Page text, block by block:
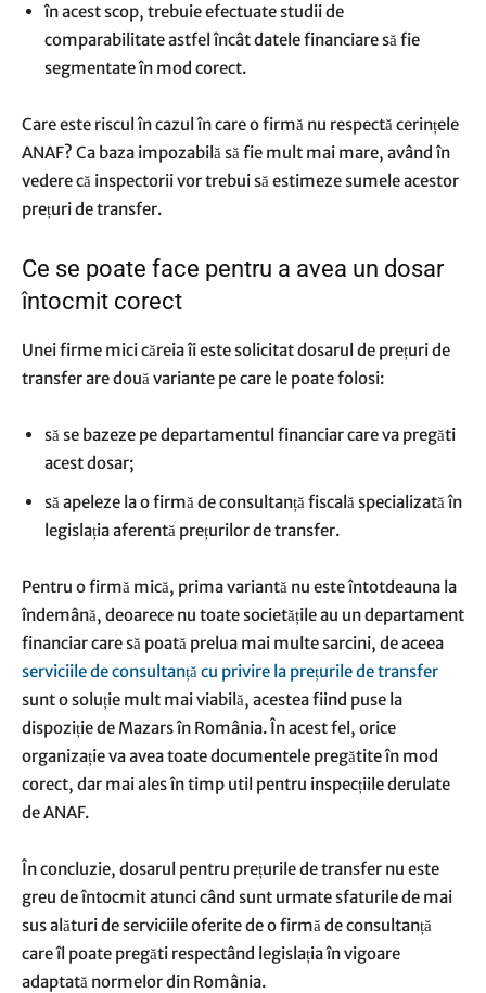
în acest scop, trebuie efectuate studii de
comparabilitate astfel încât datele financiare să fie
segmentate în mod corect.
Care este riscul în cazul în care o firmă nu respectă cerințele
ANAF? Ca baza impozabilă să fie mult mai mare, având în
vedere că inspectorii vor trebui să estimeze sumele acestor
prețuri de transfer.
Ce se poate face pentru a avea un dosar
întocmit corect
Unei firme mici căreia îi este solicitat dosarul de prețuri de
transfer are două variante pe care le poate folosi:
să se bazeze pe departamentul financiar care va pregăti
acest dosar;
să apeleze la o firmă de consultanță fiscală specializată în
legislația aferentă prețurilor de transfer.
Pentru o firmă mică, prima variantă nu este întotdeauna la
îndemână, deoarece nu toate societățile au un departament
financiar care să poată prelua mai multe sarcini, de aceea
serviciile de consultanță cu privire la prețurile de transfer
sunt o soluție mult mai viabilă, acestea fiind puse la
dispoziție de Mazars în România. În acest fel, orice
organizație va avea toate documentele pregătite în mod
corect, dar mai ales în timp util pentru inspecțiile derulate
de ANAF.
În concluzie, dosarul pentru prețurile de transfer nu este
greu de întocmit atunci când sunt urmate sfaturile de mai
sus alături de serviciile oferite de o firmă de consultanță
care îl poate pregăti respectând legislația în vigoare
adaptată normelor din România.